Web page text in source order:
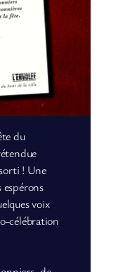
du
! Une
espérons
voix
célébration